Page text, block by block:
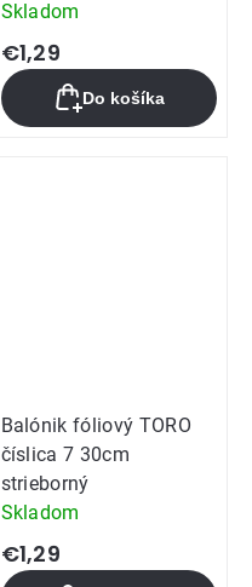
Skladom
€1,29
Do košíka
Balónik fóliový TORO
číslica 7 30cm
strieborný
Skladom
€1,29